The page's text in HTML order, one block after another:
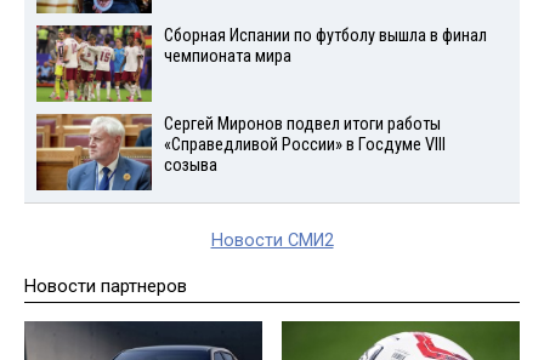
Сборная Испании по футболу вышла в финал
чемпионата мира
Сергей Миронов подвел итоги работы
«Справедливой России» в Госдуме VIII
созыва
Новости СМИ2
Новости партнеров